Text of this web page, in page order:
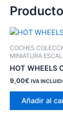
COCHES
MINIATURA
HOT WHEELS
9,00€ IVA
Añadir al